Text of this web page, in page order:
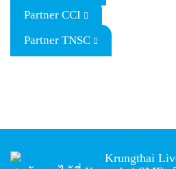
Partner CCI
Partner TNSC